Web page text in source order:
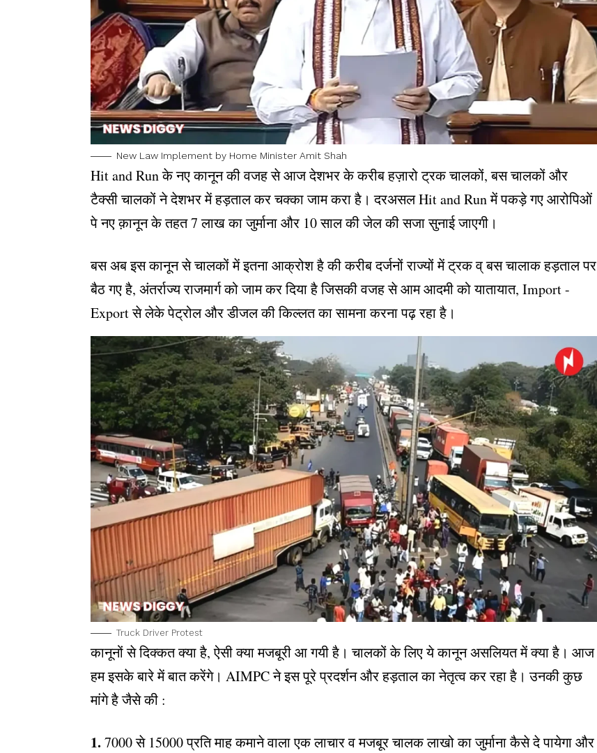
New Law Implement by Home Minister Amit Shah
Hit and Run के नए कानून की वजह से आज देशभर के करीब हज़ारो ट्रक चालकों, बस चालकों और
टैक्सी चालकों ने देशभर में हड़ताल कर चक्का जाम करा है। दरअसल Hit and Run में पकड़े गए आरोपिओं
पे नए क़ानून के तहत 7 लाख का जुर्माना और 10 साल की जेल की सजा सुनाई जाएगी।
बस अब इस कानून से चालकों में इतना आक्रोश है की करीब दर्जनों राज्यों में ट्रक व् बस चालाक हड़ताल पर
बैठ गए है, अंतर्राज्य राजमार्ग को जाम कर दिया है जिसकी वजह से आम आदमी को यातायात, Import -
Export से लेके पेट्रोल और डीजल की किल्लत का सामना करना पढ़ रहा है।
Truck Driver Protest
कानूनों से दिक्कत क्या है, ऐसी क्या मजबूरी आ गयी है। चालकों के लिए ये कानून असलियत में क्या है। आज
हम इसके बारे में बात करेंगे। AIMPC ने इस पूरे प्रदर्शन और हड़ताल का नेतृत्व कर रहा है। उनकी कुछ
मांगे है जैसे की :
1. 7000 से 15000 प्रति माह कमाने वाला एक लाचार व मजबूर चालक लाखो का जुर्माना कैसे दे पायेगा और